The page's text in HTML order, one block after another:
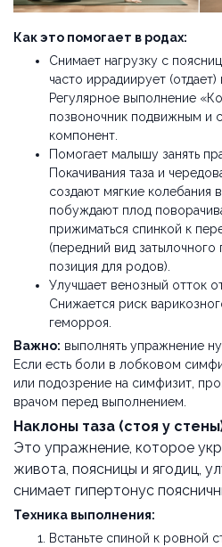
Как это помогает в родах:
Снимает нагрузку с
часто иррадиирует (отдает)
Регулярное выполнение
позвоночник подвижным и
компонент.
Помогает малышу занять
Покачивания таза и
создают мягкие колебания
побуждают плод
прижиматься спинкой к
(передний вид
позиция для родов).
Улучшает венозный отток
Снижается риск
геморроя.
Важно: выполнять упражнение
Если есть боли в лобковом
или подозрение на симфизит,
врачом перед выполнением.
Наклоны таза (стоя у
Это упражнение, которое
живота, поясницы и ягодиц,
снимает гипертонус
Техника выполнения:
Встаньте спиной к ровной